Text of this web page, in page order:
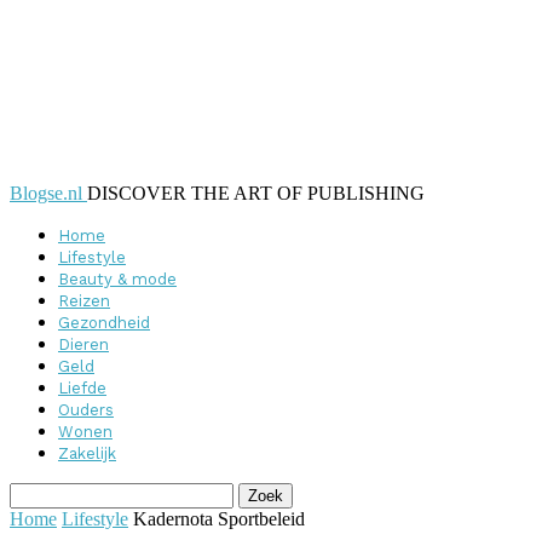
Blogse.nl DISCOVER THE ART OF PUBLISHING
Home
Lifestyle
Beauty & mode
Reizen
Gezondheid
Dieren
Geld
Liefde
Ouders
Wonen
Zakelijk
Home Lifestyle Kadernota Sportbeleid